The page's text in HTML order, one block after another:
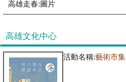
高雄文化中心
活動名稱:藝術市集